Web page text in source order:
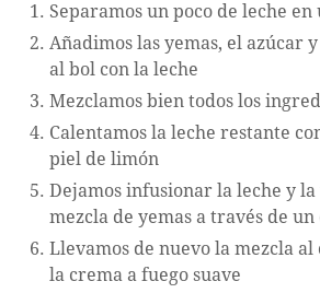
Separamos un poco de leche
Añadimos las yemas, el azúcar
al bol con la leche
Mezclamos bien todos los
Calentamos la leche restante
piel de limón
Dejamos infusionar la leche y
mezcla de yemas a través de
Llevamos de nuevo la mezcla al
la crema a fuego suave